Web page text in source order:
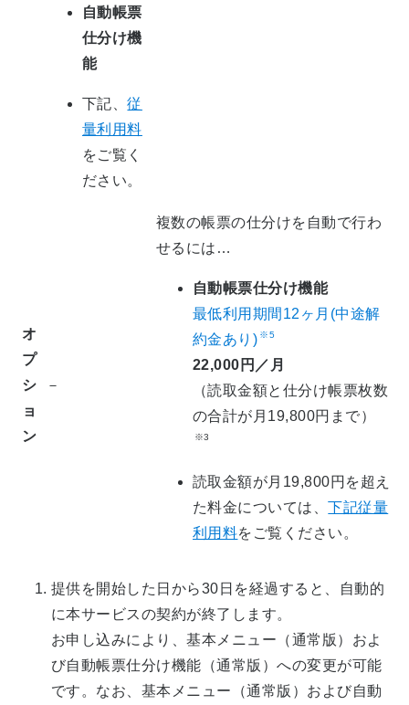
自動帳票
仕分け機
能
下記、従
量利用料
をご覧く
ださい。
オ
プ
シ
ョ
ン
－
複数の帳票の仕分けを自動で行わ
せるには…
自動帳票仕分け機能
最低利用期間12ヶ月(中途解
約金あり) ※5
22,000円／月
（読取金額と仕分け帳票枚数
の合計が月19,800円まで）
※3
読取金額が月19,800円を超え
た料金については、下記従量
利用料をご覧ください。
提供を開始した日から30日を経過すると、自動的
に本サービスの契約が終了します。
お申し込みにより、基本メニュー（通常版）およ
び自動帳票仕分け機能（通常版）への変更が可能
です。なお、基本メニュー（通常版）および自動